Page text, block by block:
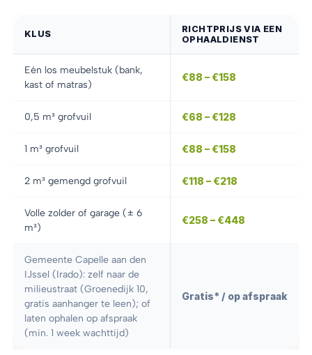
KLUS
RICHTPRIJS VIA EEN
OPHAALDIENST
Eén los meubelstuk (bank,
kast of matras)
€88 – €158
0,5 m³ grofvuil €68 – €128
1 m³ grofvuil €88 – €158
2 m³ gemengd grofvuil €118 – €218
Volle zolder of garage (± 6
m³)
€258 – €448
Gemeente Capelle aan den
IJssel (Irado): zelf naar de
milieustraat (Groenedijk 10,
gratis aanhanger te leen); of
laten ophalen op afspraak
(min. 1 week wachttijd)
Gratis* / op afspraak